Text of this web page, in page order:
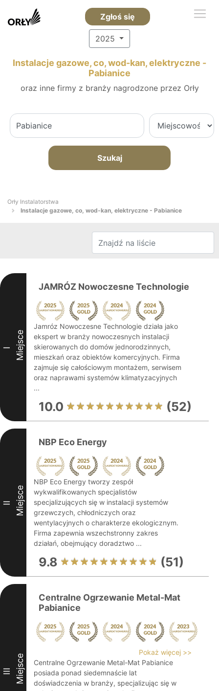
Zgłoś się
2025
Instalacje gazowe, co, wod-kan, elektryczne -
Pabianice
oraz inne firmy z branży nagrodzone przez Orły
Szukaj
Orły Instalatorstwa
Instalacje gazowe, co, wod-kan, elektryczne - Pabianice
I Miejsce
JAMRÓZ Nowoczesne Technologie
Jamróz Nowoczesne Technologie działa jako
ekspert w branży nowoczesnych instalacji
skierowanych do domów jednorodzinnych,
mieszkań oraz obiektów komercyjnych. Firma
zajmuje się całościowym montażem, serwisem
oraz naprawami systemów klimatyzacyjnych
...
10.0 (52)
II Miejsce
NBP Eco Energy
NBP Eco Energy tworzy zespół
wykwalifikowanych specjalistów
specjalizujących się w instalacji systemów
grzewczych, chłodniczych oraz
wentylacyjnych o charakterze ekologicznym.
Firma zapewnia wszechstronny zakres
działań, obejmujący doradztwo ...
9.8 (51)
III Miejsce
Centralne Ogrzewanie Metal-Mat
Pabianice
Pokaż więcej >>
Centralne Ogrzewanie Metal-Mat Pabianice
posiada ponad siedemnaście lat
doświadczenia w branży, specjalizując się w